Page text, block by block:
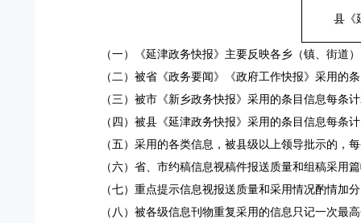
县《
（一）《延津政务快报》主要反映各乡（镇、街道
（二）被省《政务要闻》《政府工作快报》采用的
（三）被市《新乡政务快报》采用的条目信息每条计
（四）被县《延津政务快报》采用的条目信息每条计
（五）采用的各类信息，被县级以上领导批示的，
（六）省、市约稿信息视稿件报送质量和组稿采用
（七）重点提示信息视报送质量和采用情况酌情加
（八）被各级信息刊物重复采用的信息只记一次最